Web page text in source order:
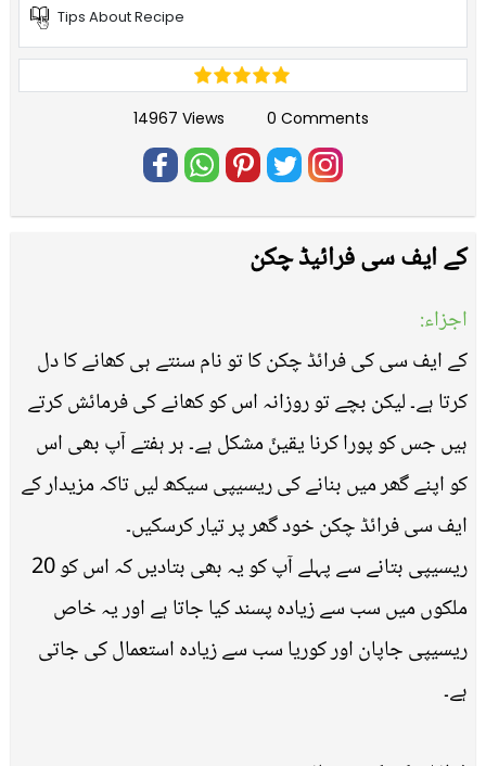
Tips About Recipe
14967 Views 0 Comments
کے ایف سی فرائیڈ چکن
اجزاء:
کے ایف سی کی فرائڈ چکن کا تو نام سنتے ہی کھانے کا دل
کرتا ہے۔ لیکن بچے تو روزانہ اس کو کھانے کی فرمائش کرتے
ہیں جس کو پورا کرنا یقینً مشکل ہے۔ ہر ہفتے آپ بھی اس
کو اپنے گھر میں بنانے کی ریسیپی سیکھ لیں تاکہ مزیدار کے
ایف سی فرائڈ چکن خود گھر پر تیار کرسکیں۔
ریسیپی بتانے سے پہلے آپ کو یہ بھی بتادیں کہ اس کو 20
ملکوں میں سب سے زیادہ پسند کیا جاتا ہے اور یہ خاص
ریسیپی جاپان اور کوریا سب سے زیادہ استعمال کی جاتی
ہے۔